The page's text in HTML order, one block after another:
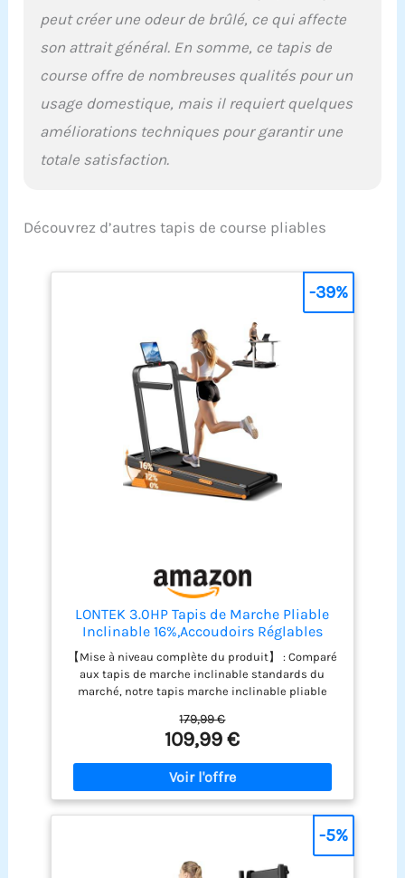
peut créer une odeur de brûlé, ce qui affecte
son attrait général. En somme, ce tapis de
course offre de nombreuses qualités pour un
usage domestique, mais il requiert quelques
améliorations techniques pour garantir une
totale satisfaction.
Découvrez d’autres tapis de course pliables
LONTEK 3.0HP Tapis de Marche Pliable
Inclinable 16%,Accoudoirs Réglables
【Mise à niveau complète du produit】 : Comparé
aux tapis de marche inclinable standards du
marché, notre tapis marche inclinable pliable
3 niveaux (max 16%), un moteur sans balais de 3.0
CV (vitesse max 10 km/h), un plateau (2 couches)
et une bande de course (6 couches). Il dispose
également de reposabrazos ajustables pour plus
de confort ; avec son panneau LED intuitif et
télécommande magnétique, ce tapis roulant
pliable vous permet d’entraîner efficacement et
d'absorption des chocs et faible niveau sonore
179,99 €
109,99 €
-39%
-5%